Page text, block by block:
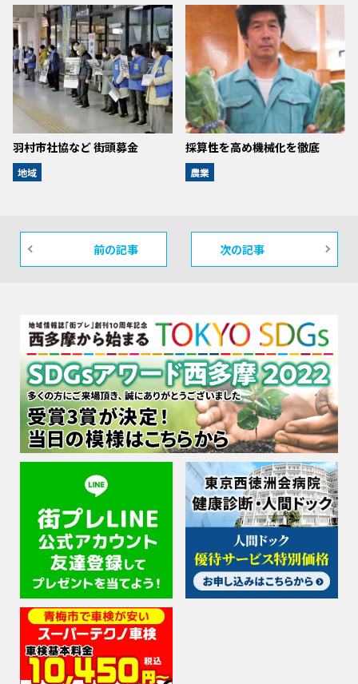
羽村市社協など 街頭募金
地域
採算性を高め機械化を徹底
農業
前の記事 次の記事